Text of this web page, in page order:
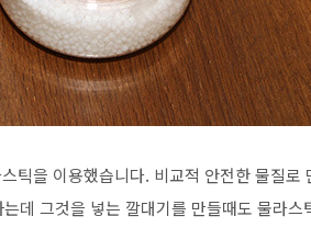
틱을 이용했습니다. 비교적 안전한 물질로
데 그것을 넣는 깔대기를 만들때도 물라스